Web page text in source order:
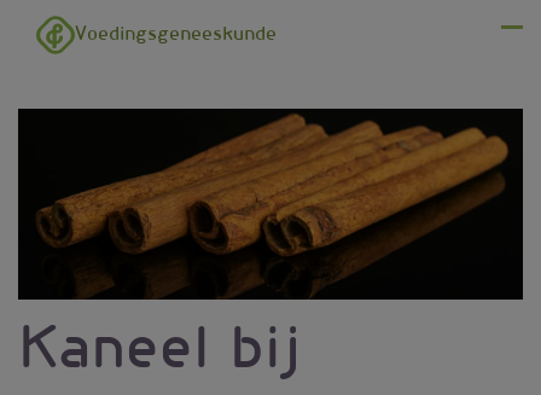
Overslaan en naar de inhoud gaan
Voedingsgeneeskunde
Kaneel bij